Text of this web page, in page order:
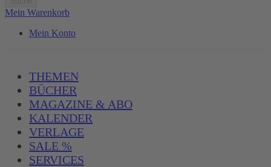
Mein Warenkorb
Mein Konto
THEMEN
BÜCHER
MAGAZINE & ABO
KALENDER
VERLAGE
SALE %
SERVICES